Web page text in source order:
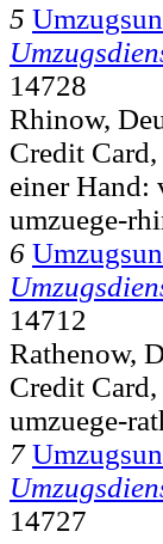
5
14728
Rhinow,
Credit
einer Hand:
umzuege-
6
14712
Rathenow,
Credit
umzuege-
7
14727